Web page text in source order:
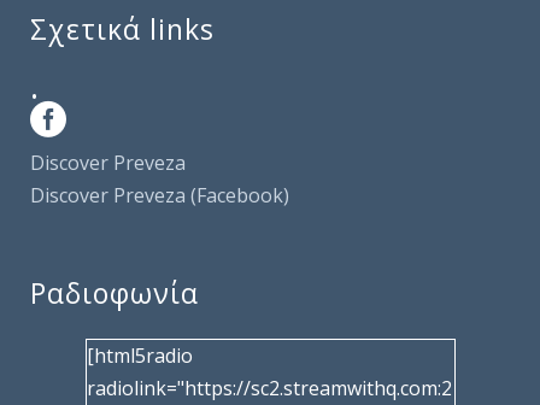
Σχετικά links
.
Discover Preveza
Discover Preveza (Facebook)
Ραδιοφωνία
[html5radio
radiolink="https://sc2.streamwithq.com:2